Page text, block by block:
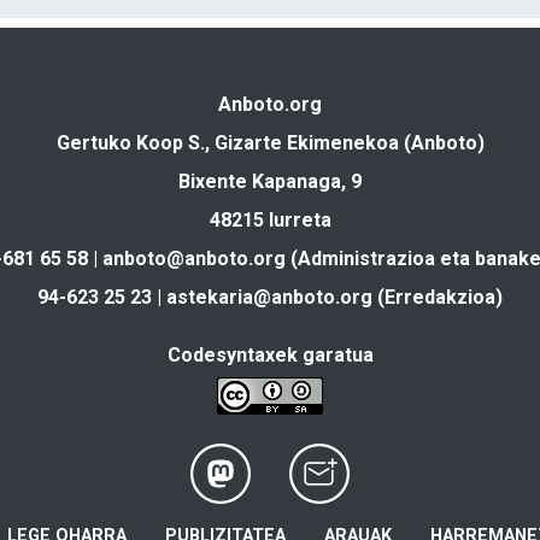
Anboto.org
Gertuko Koop S., Gizarte Ekimenekoa (Anboto)
Bixente Kapanaga, 9
48215 Iurreta
65 58 | anboto@anboto.org (Administrazioa eta
94-623 25 23 | astekaria@anboto.org (Erredakzioa)
Codesyntaxek garatua
LEGE OHARRA PUBLIZITATEA ARAUAK